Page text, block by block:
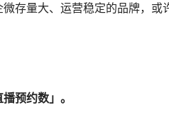
存量大、运营稳定的品牌，
预约数」。